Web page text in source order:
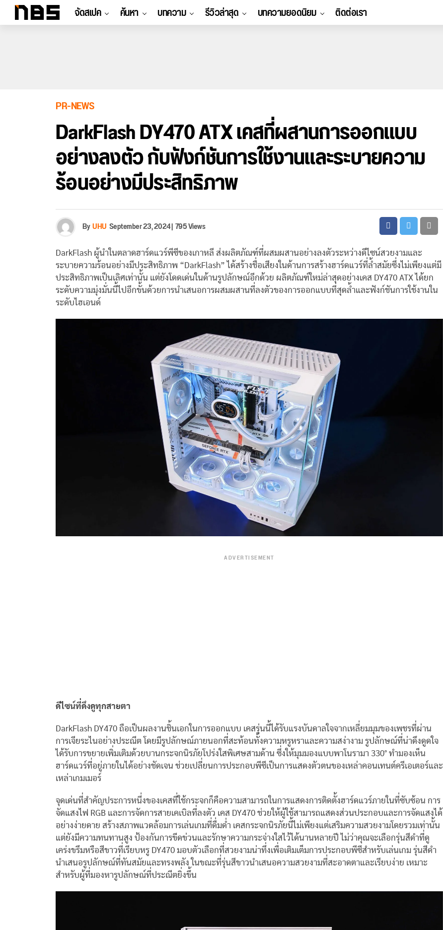
จัดสเปค ค้นหา บทความ รีวิวล่าสุด บทความยอดนิยม ติดต่อเรา
PR-NEWS
DarkFlash DY470 ATX เคสที่ผสานการออกแบบ
อย่างลงตัว กับฟังก์ชันการใช้งานและระบายความ
ร้อนอย่างมีประสิทธิภาพ
ByUHUSeptember 23, 2024|795 Views
DarkFlash ผู้นำในตลาดฮาร์ดแวร์พีซีของเกาหลี ส่งผลิตภัณฑ์ที่ผสมผสานอย่างลงตัวระหว่างดีไซน์สวยงามและ
ระบายความร้อนอย่างมีประสิทธิภาพ “DarkFlash” ได้สร้างชื่อเสียงในด้านการสร้างฮาร์ดแวร์ที่ล้ำสมัยซึ่งไม่เพียงแต่มี
ประสิทธิภาพเป็นเลิศเท่านั้น แต่ยังโดดเด่นในด้านรูปลักษณ์อีกด้วย ผลิตภัณฑ์ใหม่ล่าสุดอย่างเคส DY470 ATX ได้ยก
ระดับความมุ่งมั่นนี้ไปอีกขั้นด้วยการนำเสนอการผสมผสานที่ลงตัวของการออกแบบที่สุดล้ำและฟังก์ชันการใช้งานใน
ระดับไฮเอนด์
ADVERTISEMENT
ดีไซน์ที่ดึงดูทุกสายตา
DarkFlash DY470 ถือเป็นผลงานชิ้นเอกในการออกแบบ เคสรุ่นนี้ได้รับแรงบันดาลใจจากเหลี่ยมมุมของเพชรที่ผ่าน
การเจียระไนอย่างประณีต โดยมีรูปลักษณ์ภายนอกที่สะท้อนทั้งความหรูหราและความสง่างาม รูปลักษณ์ที่น่าดึงดูดใจ
ได้รับการขยายเพิ่มเติมด้วยบานกระจกนิรภัยโปร่งใสพิเศษสามด้าน ซึ่งให้มุมมองแบบพาโนรามา 330° ทำมองเห็น
ฮาร์ดแวร์ที่อยู่ภายในได้อย่างชัดเจน ช่วยเปลี่ยนการประกอบพีซีเป็นการแสดงตัวตนของเหล่าคอนเทนต์ครีเอเตอร์และ
เหล่าเกมเมอร์
จุดเด่นที่สำคัญประการหนึ่งของเคสที่ใช้กระจกก็คือความสามารถในการแสดงการติดตั้งฮาร์ดแวร์ภายในที่ซับซ้อน การ
จัดแสงไฟ RGB และการจัดการสายเคเบิลที่ลงตัว เคส DY470 ช่วยให้ผู้ใช้สามารถแสดงส่วนประกอบและการจัดแสงได้
อย่างง่ายดาย สร้างสภาพแวดล้อมการเล่นเกมที่ดื่มด่ำ เคสกระจกนิรภัยนี้ไม่เพียงแต่เสริมความสวยงามโดยรวมเท่านั้น
แต่ยังมีความทนทานสูง ป้องกันการขีดข่วนและรักษาความกระจ่างใสไว้ได้นานหลายปี ไม่ว่าคุณจะเลือกรุ่นสีดำที่ดู
เคร่งขรึมหรือสีขาวที่เรียบหรู DY470 มอบตัวเลือกที่สวยงามน่าทึ่งเพื่อเติมเต็มการประกอบพีซีสำหรับเล่นเกม รุ่นสีดำ
นำเสนอรูปลักษณ์ที่ทันสมัยและทรงพลัง ในขณะที่รุ่นสีขาวนำเสนอความสวยงามที่สะอาดตาและเรียบง่าย เหมาะ
สำหรับผู้ที่มองหารูปลักษณ์ที่ประณีตยิ่งขึ้น